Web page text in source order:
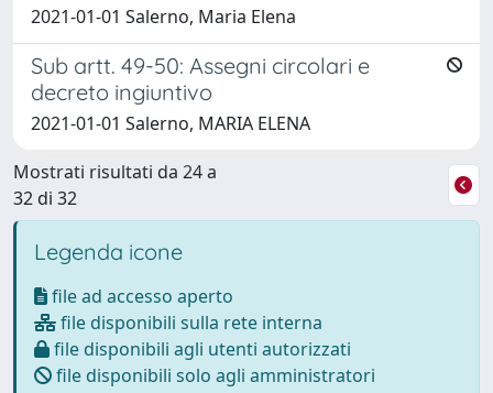
2021-01-01 Salerno, Maria Elena
Sub artt. 49-50: Assegni circolari e
decreto ingiuntivo
2021-01-01 Salerno, MARIA ELENA
Mostrati risultati da 24 a
32 di 32
Legenda icone
file ad accesso aperto
file disponibili sulla rete interna
file disponibili agli utenti autorizzati
file disponibili solo agli amministratori